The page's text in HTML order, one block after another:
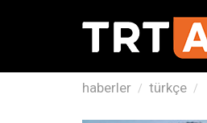
haberler türkçe